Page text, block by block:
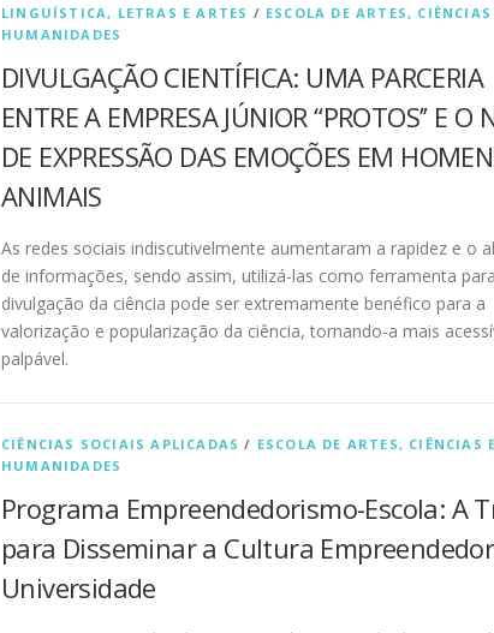
LINGUÍSTICA, LETRAS E ARTES / ESCOLA DE ARTES, CIÊNCIAS
HUMANIDADES
DIVULGAÇÃO CIENTÍFICA: UMA PARCERIA
ENTRE A EMPRESA JÚNIOR “PROTOS’’ E O
DE EXPRESSÃO DAS EMOÇÕES EM
ANIMAIS
As redes sociais indiscutivelmente aumentaram a rapidez e o
de informações, sendo assim, utilizá-las como ferramenta
divulgação da ciência pode ser extremamente benéfico para a
valorização e popularização da ciência, tornando-a mais
palpável.
CIÊNCIAS SOCIAIS APLICADAS / ESCOLA DE ARTES, CIÊNCIAS E
HUMANIDADES
Programa Empreendedorismo-Escola: A
para Disseminar a Cultura
Universidade